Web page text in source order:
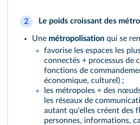
2 Le poids croissant des
Une métropolisation qui se
favorise les espaces les
connectés + processus de
fonctions de
économique, culturel) ;
les métropoles = des
les réseaux de
autant qu'elles créent des
personnes, informations,